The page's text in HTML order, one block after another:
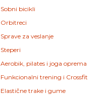
Sobni bicikli
Orbitreci
Sprave za veslanje
Steperi
Aerobik, pilates i joga oprema
Funkcionalni trening i Crossfit
Elastične trake i gume